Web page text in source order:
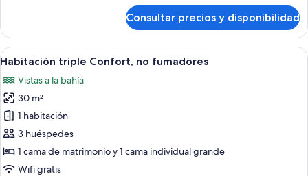
Confort
doble,
no
(Air
Conditioning)
Consultar precios y disponibilidad
Abrir
todas
las
fotos
de
Habitación
triple
Confort,
Ropa de cama de alta calidad,
11
Habitación triple Confort, no fumadores
Vistas a la bahía
30 m²
1 habitación
3 huéspedes
1 cama de matrimonio y 1 cama individual grande
Wifi gratis